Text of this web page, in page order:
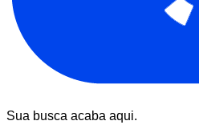
Sua busca acaba aqui.